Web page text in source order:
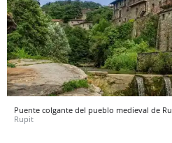
Puente colgante del pueblo medieval de
Rupit